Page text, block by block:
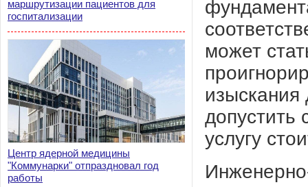
маршрутизации пациентов для
госпитализации
Центр ядерной медицины
"Коммунарки" отпраздновал год
работы
может
изыскания
допустить
услугу